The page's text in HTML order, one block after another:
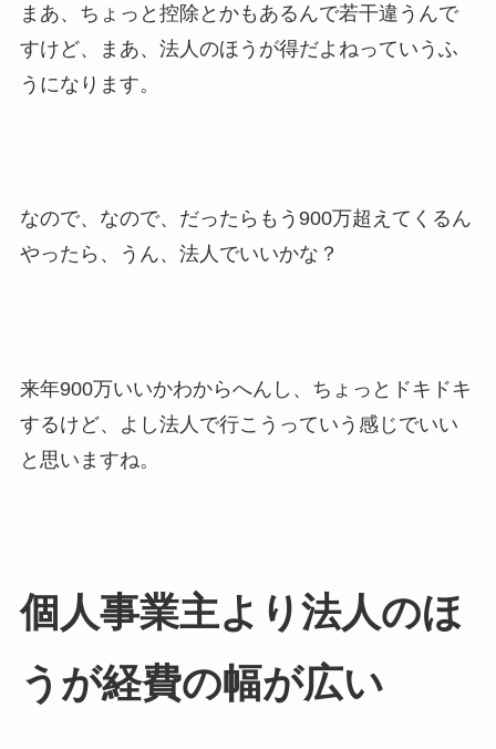
まあ、ちょっと控除とかもあるんで若干違うんで
すけど、まあ、法人のほうが得だよねっていうふ
うになります。
なので、なので、だったらもう900万超えてくるん
やったら、うん、法人でいいかな？
来年900万いいかわからへんし、ちょっとドキドキ
するけど、よし法人で行こうっていう感じでいい
と思いますね。
個人事業主より法人のほ
うが経費の幅が広い